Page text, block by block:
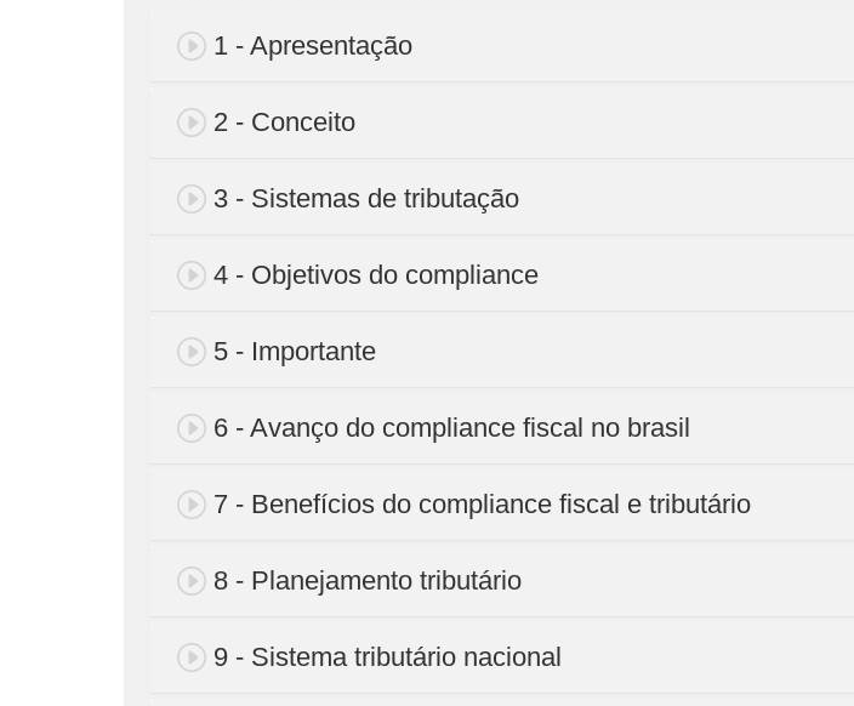
1 - Apresentação
2 - Conceito
3 - Sistemas de tributação
4 - Objetivos do compliance
5 - Importante
6 - Avanço do compliance fiscal no brasil
7 - Benefícios do compliance fiscal e tributário
8 - Planejamento tributário
9 - Sistema tributário nacional